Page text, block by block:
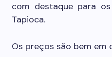
com destaque para
Tapioca.
Os preços são bem em